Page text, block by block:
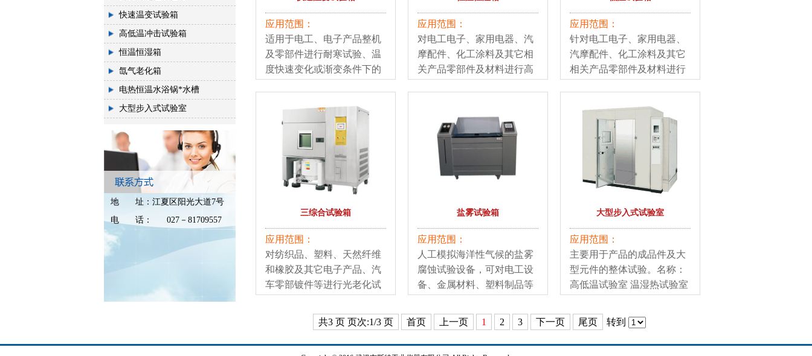
快速温变试验箱
高低温冲击试验箱
恒温恒湿箱
氙气老化箱
电热恒温水浴锅*水槽
大型步入式试验室
地 址： 江夏区阳光大道7号
电
话： 027－81709557
应用范围：
适用于电工、电子产品整机
及零部件进行耐寒试验、温
度快速变化或渐变条件下的
应用范围：
对电工电子、家用电器、汽
摩配件、化工涂料及其它相
关产品零部件及材料进行高
应用范围：
针对电工电子、家用电器、
汽摩配件、化工涂料及其它
相关产品零部件及材料进行
三综合试验箱
应用范围：
对纺织品、塑料、天然纤维
和橡胶及其它电子产品、汽
车零部镀件等进行光老化试
盐雾试验箱
应用范围：
人工模拟海洋性气候的盐雾
腐蚀试验设备，可对电工设
备、金属材料、塑料制品等
对涂料，电镀，无机及有机
皮膜，阳极处理，防锈油等
防蚀处理后，进行加速腐蚀
大型步入式试验室
应用范围：
主要用于产品的成品件及大
型元件的整体试验。名称：
高低温试验室 温湿热试验室
共3 页 页次:1/3 页 首页 上一页 1 2 3 下一页 尾页 转到